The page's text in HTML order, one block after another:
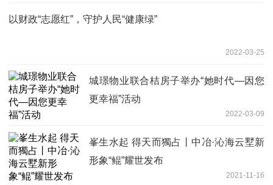
以财政“志愿红”，守护人民“健康绿”
2022-03-25
城璟物业联合桔房子举办“她时代—因您
更幸福”活动
2022-03-09
峯生水起 得天而獨占丨中冶·沁海云墅新
形象“鲲”耀世发布
2021-11-16